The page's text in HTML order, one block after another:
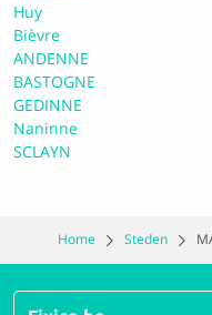
Huy
Bièvre
ANDENNE
BASTOGNE
GEDINNE
Naninne
SCLAYN
Home Steden